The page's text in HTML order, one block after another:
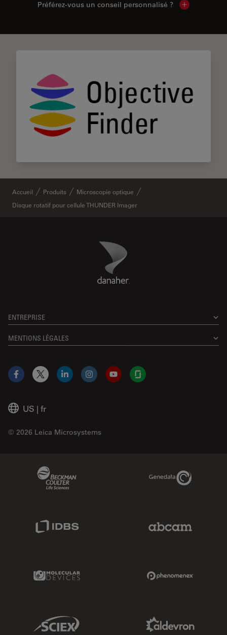
Préférez-vous un conseil personnalisé ? Show local
Accueil Produits
Microscopie optique
Disque rotatif pour cellule THUNDER Imager
Danaher Logo
ENTREPRISE
MENTIONS LÉGALES
US | fr
© 2026 Leica Microsystems
Facebook
X LinkedInInstagramYouTubeGlassdoor
Genedata Link
Molecular Devices Link
Sciex Link